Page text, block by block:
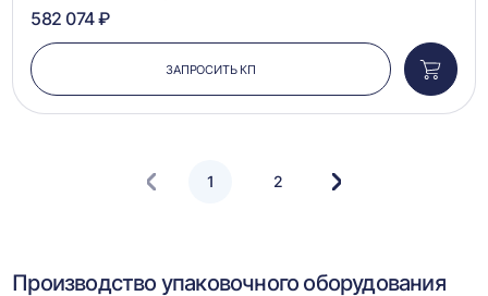
582 074 ₽
ЗАПРОСИТЬ КП
в
1 2
Следующая
Производство упаковочного оборудования